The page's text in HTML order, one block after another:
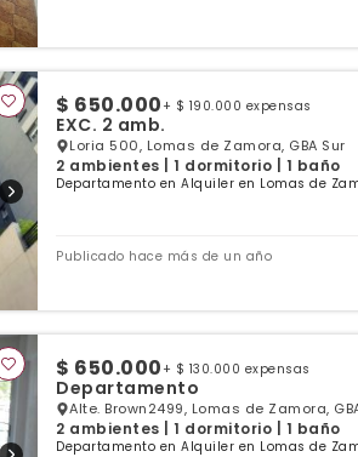
$ 650.000 + $ 190.000 expensas
EXC. 2 amb.
Loria 500, Lomas de Zamora, GBA Sur
2 ambientes | 1 dormitorio | 1 baño
Departamento en Alquiler en Lomas de
Publicado hace más de un año
$ 650.000 + $ 130.000 expensas
Departamento
Alte. Brown2499, Lomas de Zamora,
2 ambientes | 1 dormitorio | 1 baño
Departamento en Alquiler en Lomas de